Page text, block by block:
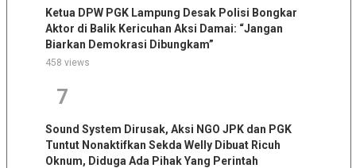
Ketua DPW PGK Lampung Desak Polisi Bongkar
Aktor di Balik Kericuhan Aksi Damai: “Jangan
Biarkan Demokrasi Dibungkam”
458 views
7
Sound System Dirusak, Aksi NGO JPK dan PGK
Tuntut Nonaktifkan Sekda Welly Dibuat Ricuh
Oknum, Diduga Ada Pihak Yang Perintah